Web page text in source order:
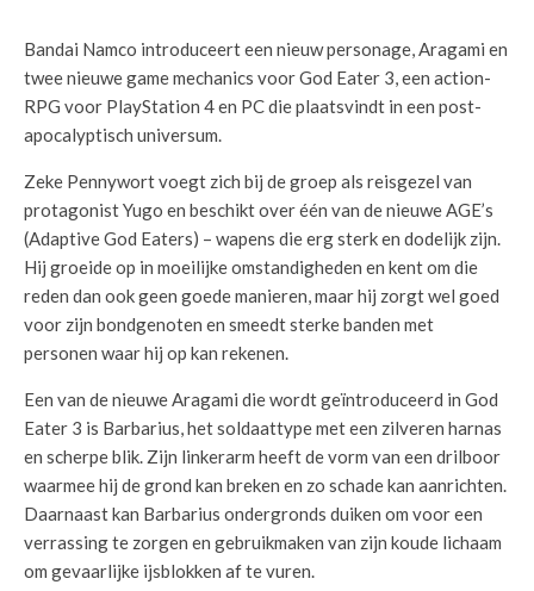
Bandai Namco introduceert een nieuw personage, Aragami en
twee nieuwe game mechanics voor God Eater 3, een action-
RPG voor PlayStation 4 en PC die plaatsvindt in een post-
apocalyptisch universum.
Zeke Pennywort voegt zich bij de groep als reisgezel van
protagonist Yugo en beschikt over één van de nieuwe AGE’s
(Adaptive God Eaters) – wapens die erg sterk en dodelijk zijn.
Hij groeide op in moeilijke omstandigheden en kent om die
reden dan ook geen goede manieren, maar hij zorgt wel goed
voor zijn bondgenoten en smeedt sterke banden met
personen waar hij op kan rekenen.
Een van de nieuwe Aragami die wordt geïntroduceerd in God
Eater 3 is Barbarius, het soldaattype met een zilveren harnas
en scherpe blik. Zijn linkerarm heeft de vorm van een drilboor
waarmee hij de grond kan breken en zo schade kan aanrichten.
Daarnaast kan Barbarius ondergronds duiken om voor een
verrassing te zorgen en gebruikmaken van zijn koude lichaam
om gevaarlijke ijsblokken af te vuren.